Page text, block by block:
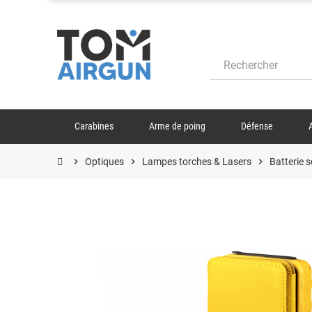
Carabines Arme de poing Défense
chevron_right Optiques chevron_right Lampes torches & Lasers chevron_right Batterie